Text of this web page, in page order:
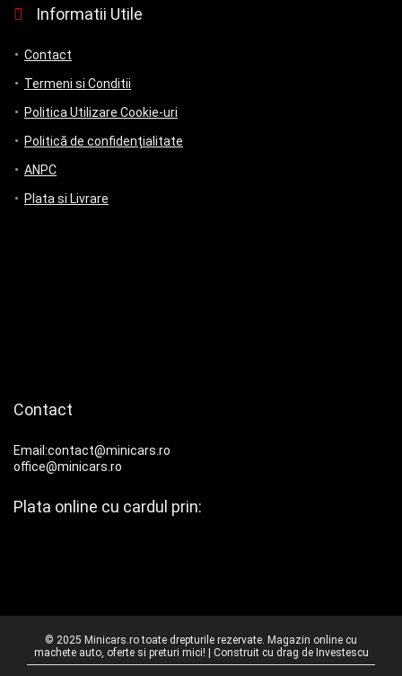
Informatii Utile
Contact
Termeni si Conditii
Politica Utilizare Cookie-uri
Politică de confidențialitate
ANPC
Plata si Livrare
Contact
Email:contact@minicars.ro
office@minicars.ro
Plata online cu cardul prin:
© 2025 Minicars.ro toate drepturile rezervate. Magazin online cu
machete auto, oferte si preturi mici! | Construit cu drag de Investescu